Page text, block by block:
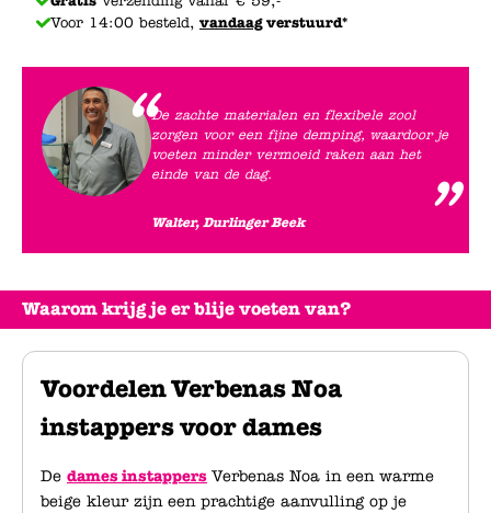
Waarom krijg je er blije voeten van?
Voordelen Verbenas Noa
instappers voor dames
De dames instappers Verbenas Noa in een warme
beige kleur zijn een prachtige aanvulling op je
Voor 14:00 besteld, vandaagverstuurd*
De zachte materialen en flexibele zool
zorgen voor een fijne demping, waardoor je
voeten minder vermoeid raken aan het
einde van de dag.
Walter, Durlinger Beek